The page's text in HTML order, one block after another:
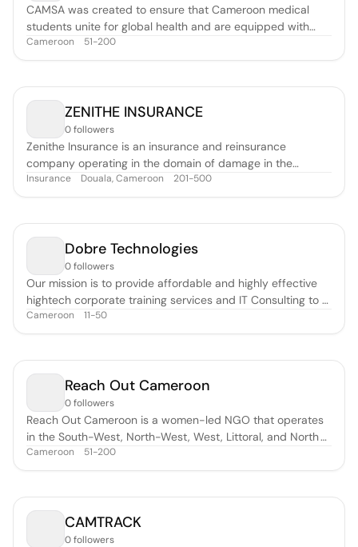
CAMSA was created to ensure that Cameroon medical
students unite for global health and are equipped with
knowledge, skills and values to take on health leadership
roles locally and globally .
Cameroon 51-200
ZENITHE INSURANCE
0 followers
Zenithe Insurance is an insurance and reinsurance
company operating in the domain of damage in the
Cameroonian market and soon in the Sub-Region. The
company was founded in 2005 by a group of
future
Insurance Douala, Cameroon 201-500
Dobre Technologies
0 followers
Our mission is to provide affordable and highly effective
hightech corporate training services and IT Consulting to a
wide range of clients that cuts across different domains
and specialties in IT and Management
Cameroon 11-50
Reach Out Cameroon
0 followers
Reach Out Cameroon is a women-led NGO that operates
in the South-West, North-West, West, Littoral, and North
Regions. We focus on underserved communities,
addressing themes related to health, human rights and
Cameroon 51-200
CAMTRACK
0 followers